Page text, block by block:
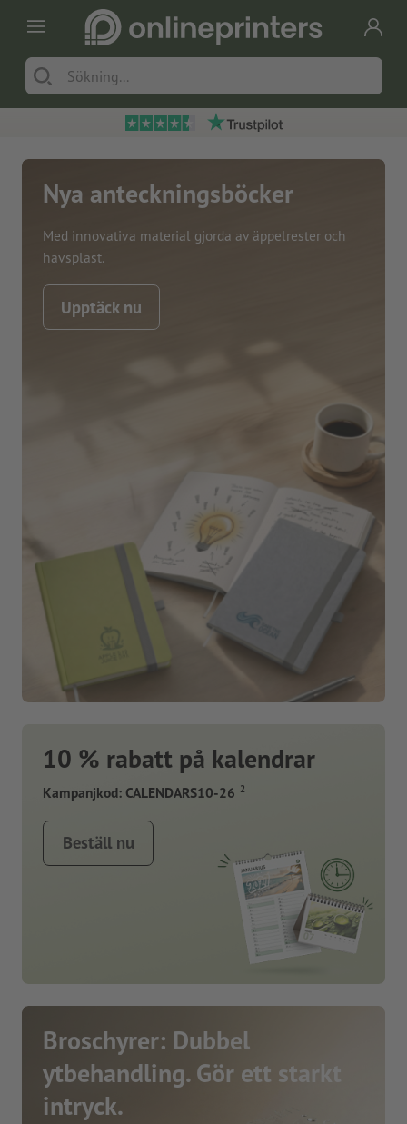
Nya anteckningsböcker
Med innovativa material gjorda av äppelrester och
havsplast.
Upptäck nu
10 % rabatt på kalendrar
Kampanjkod: CALENDARS10-26 2
Beställ nu
Broschyrer: Dubbel
ytbehandling. Gör ett starkt
intryck.